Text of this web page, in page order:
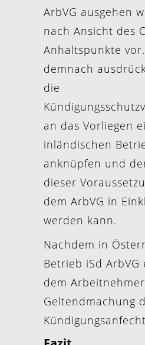
ArbVG ausgehen
nach Ansicht des
Anhaltspunkte
demnach
die
an das Vorliegen
inländischen
anknüpfen und
dieser
dem ArbVG in
werden kann.
Nachdem in
Betrieb iSd
dem
Geltendmachung